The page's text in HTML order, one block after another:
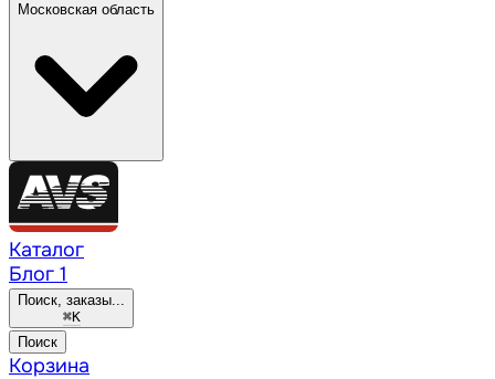
Московская область
Каталог
Блог 1
Поиск, заказы...
⌘K
Поиск
Корзина